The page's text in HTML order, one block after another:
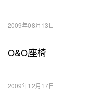
2009年08月13日
O&O座椅
2009年12月17日